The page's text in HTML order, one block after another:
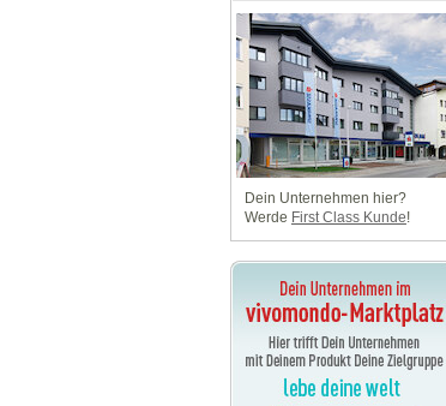
Dein Unternehmen hier?
Werde First Class Kunde!